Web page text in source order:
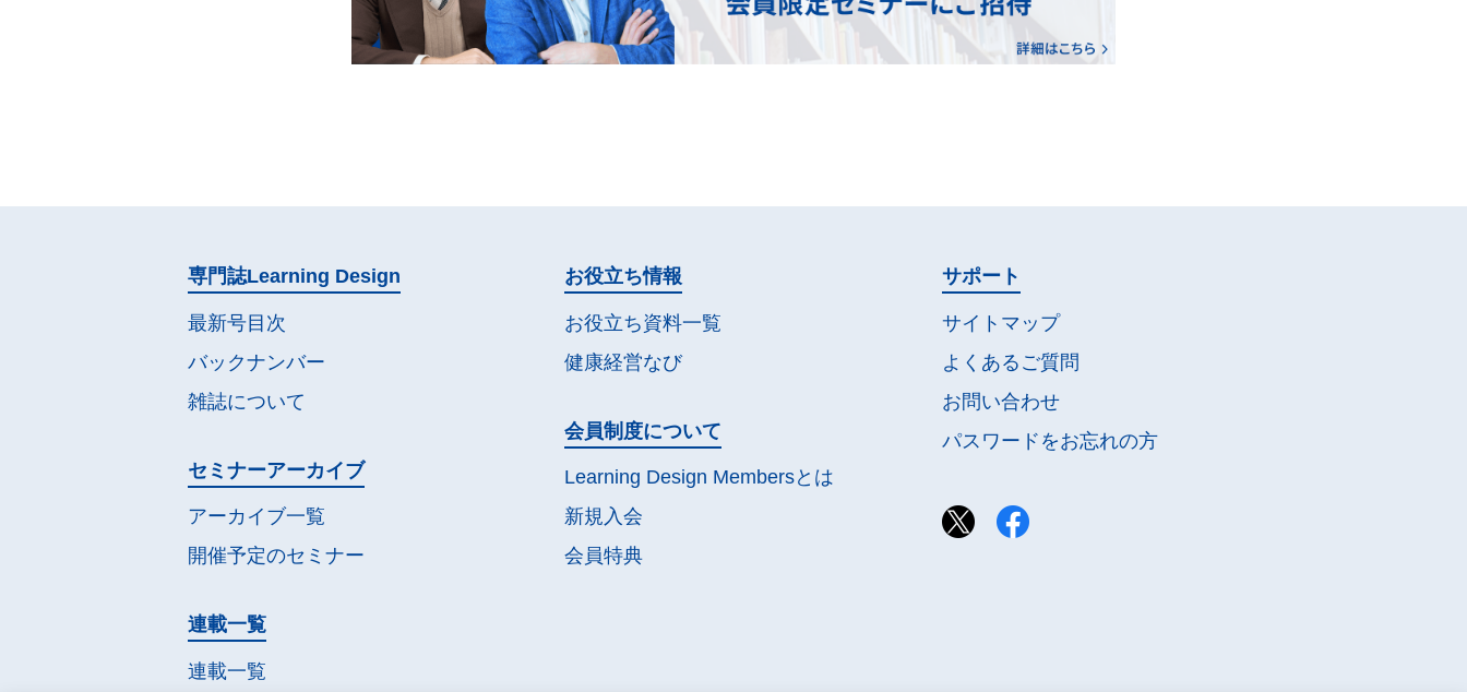
専門誌Learning Design
最新号目次
バックナンバー
雑誌について
セミナーアーカイブ
アーカイブ一覧
開催予定のセミナー
連載一覧
連載一覧
お役立ち情報
お役立ち資料一覧
健康経営なび
会員制度について
Learning Design Membersとは
新規入会
会員特典
サポート
サイトマップ
よくあるご質問
お問い合わせ
パスワードをお忘れの方